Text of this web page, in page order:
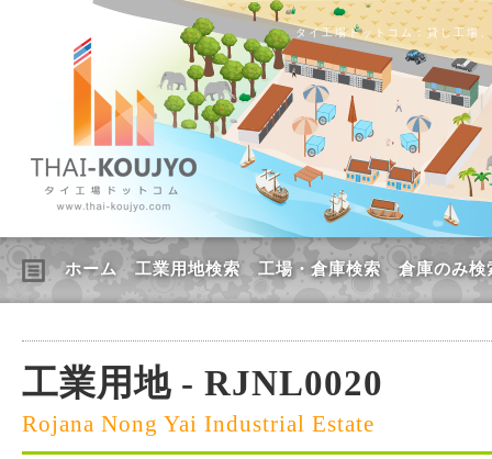
タイ工場ドットコム：貸し工場
ホーム 工業用地検索 工場・倉庫検索 倉庫のみ検
工業用地 - RJNL0020
Rojana Nong Yai Industrial Estate